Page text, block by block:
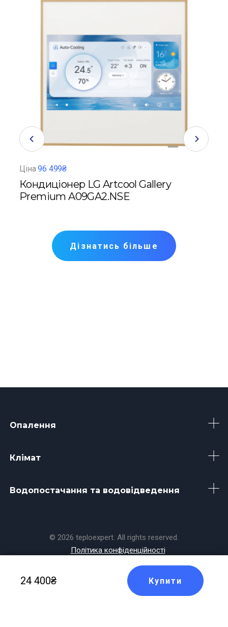
Ціна96 499₴
Кондиціонер LG Artcool Gallery
Premium A09GA2.NSE
Дізнатись більше
24 400₴ Купити
Опалення
Клімат
Водопостачання та водовідведення
© 2026 teploexpert. All rights reserved.
Політика конфіденційності
byKoala
Masters